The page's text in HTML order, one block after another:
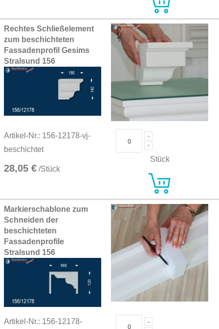
Rechtes Schließelement
zum beschichteten
Fassadenprofil Gesims
Stralsund 156
Artikel-Nr.: 156-12178-vj-
beschichtet
28,05 € /Stück
Stück
Markierschablone zum
Schneiden der
beschichteten
Fassadenprofile
Stralsund 156
Artikel-Nr.: 156-12178-